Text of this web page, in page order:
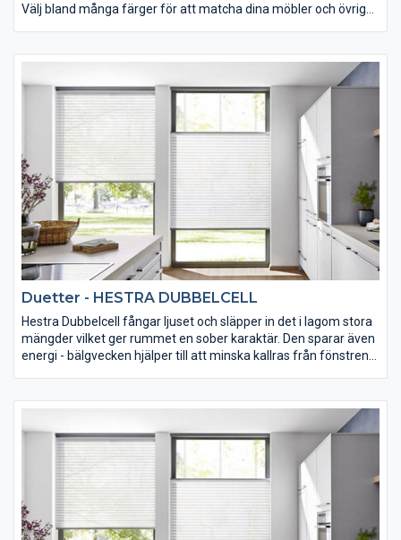
Välj bland många färger för att matcha dina möbler och övrig
persienn. Vid frihängande installation levereras Hestra
Aluminium med ett fallsäkrat linlås för enkel manövrering och
god säkerhet. För att ytterligare öka säkerheten finns en delbar
linknopp tillgänglig. Detta betyder att om något fastnar mellan
linorna så kommer linknoppen att delas i två delar, en viktig
detalj för barn och husdjur.
Duetter - HESTRA DUBBELCELL
Hestra Dubbelcell fångar ljuset och släpper in det i lagom stora
mängder vilket ger rummet en sober karaktär. Den sparar även
energi - bälgvecken hjälper till att minska kallras från fönstren
unika cellvävar som ger fönstret ett vackert utseende och har
en isolerande effekt. Vävarna är tvåfärgade - utsidan är alltid
vit. Interiört kan du utifrån en bred kollektion välja färger som
passar din hemmiljö. Det finns inga synliga hål eller linor som tar
bort det eleganta utseendet på solskyddet.